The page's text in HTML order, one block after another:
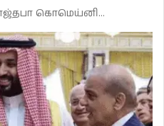
கொமெய்னி…